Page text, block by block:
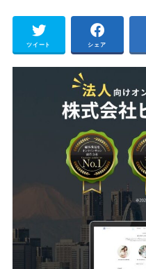
ツイート シェア